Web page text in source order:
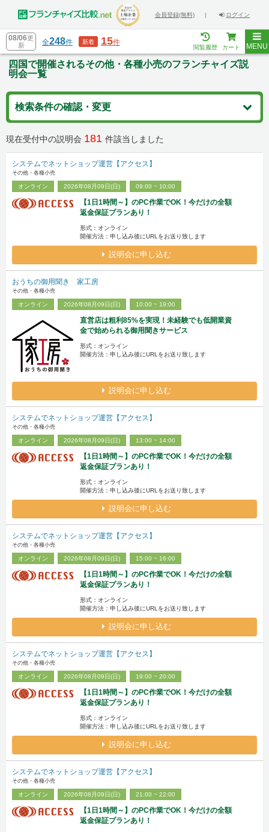
会員登録(無料) | ログイン
08/06更
新
全248件 新着 15件
閲覧履歴 カート MENU
四国で開催されるその他・各種小売のフランチャイズ説
明会一覧
検索条件の確認・変更
現在受付中の説明会 181 件該当しました
システムでネットショップ運営【アクセス】
その他・各種小売
オンライン 2026年08月09日(日) 09:00 ~ 10:00
【1日1時間～】のPC作業でOK！今だけの全額
返金保証プランあり！
形式：オンライン
開催方法：申し込み後にURLをお送り致します
説明会に申し込む
おうちの御用聞き 家工房
その他・各種小売
オンライン 2026年08月09日(日) 10:00 ~ 19:00
直営店は粗利85%を実現！未経験でも低開業資
金で始められる御用聞きサービス
形式：オンライン
開催方法：申し込み後にURLをお送り致します
説明会に申し込む
システムでネットショップ運営【アクセス】
その他・各種小売
オンライン 2026年08月09日(日) 13:00 ~ 14:00
【1日1時間～】のPC作業でOK！今だけの全額
返金保証プランあり！
形式：オンライン
開催方法：申し込み後にURLをお送り致します
説明会に申し込む
システムでネットショップ運営【アクセス】
その他・各種小売
オンライン 2026年08月09日(日) 15:00 ~ 16:00
【1日1時間～】のPC作業でOK！今だけの全額
返金保証プランあり！
形式：オンライン
開催方法：申し込み後にURLをお送り致します
説明会に申し込む
システムでネットショップ運営【アクセス】
その他・各種小売
オンライン 2026年08月09日(日) 19:00 ~ 20:00
【1日1時間～】のPC作業でOK！今だけの全額
返金保証プランあり！
形式：オンライン
開催方法：申し込み後にURLをお送り致します
説明会に申し込む
システムでネットショップ運営【アクセス】
その他・各種小売
オンライン 2026年08月09日(日) 21:00 ~ 22:00
【1日1時間～】のPC作業でOK！今だけの全額
返金保証プランあり！